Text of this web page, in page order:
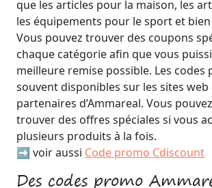
que les articles pour la maison, les
les équipements pour le sport et
Vous pouvez trouver des coupons
chaque catégorie afin que vous
meilleure remise possible. Les codes
souvent disponibles sur les sites web
partenaires d’Ammareal. Vous
trouver des offres spéciales si vous
plusieurs produits à la fois.
➡️ voir aussi Code promo Cdiscount
Des codes promo